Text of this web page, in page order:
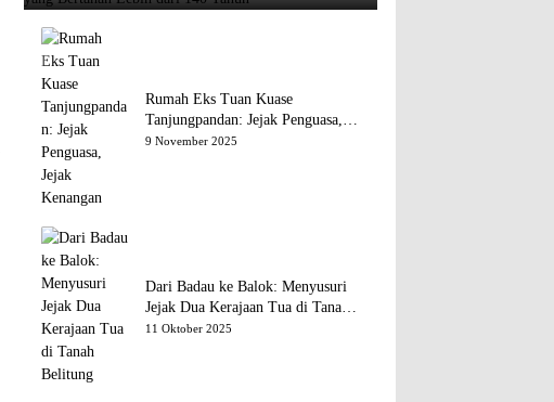
Rumah Eks Tuan Kuase
Tanjungpandan: Jejak Penguasa,
Jejak Kenangan
9 November 2025
Dari Badau ke Balok: Menyusuri
Jejak Dua Kerajaan Tua di Tanah
Belitung
11 Oktober 2025